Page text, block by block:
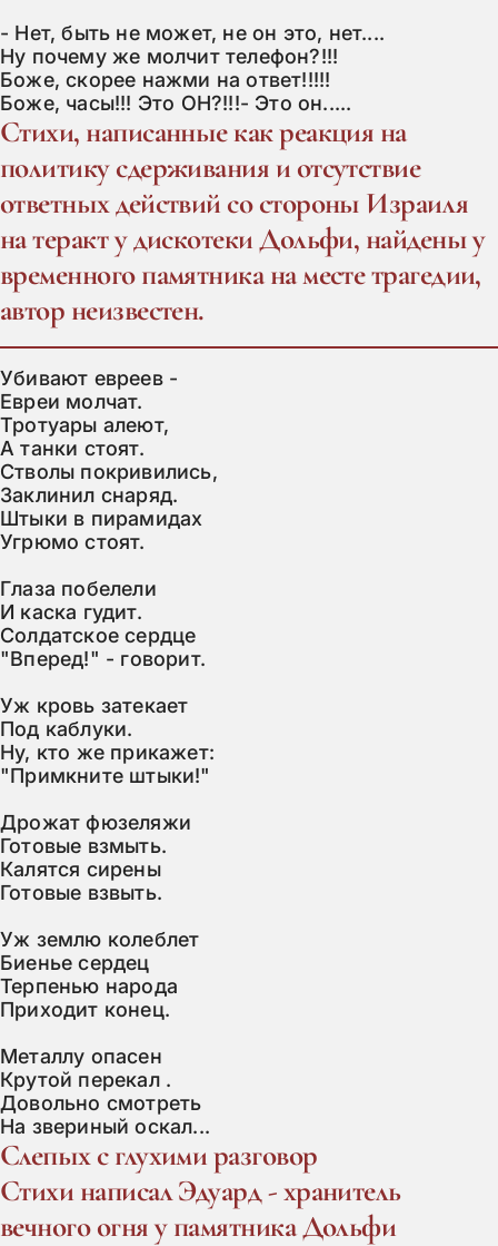
- Нет, быть не может, не он это, нет....
Ну почему же молчит телефон?!!!
Боже, скорее нажми на ответ!!!!!
Боже, часы!!! Это ОН?!!!- Это он.....
Стихи, написанные как реакция на
политику сдерживания и отсутствие
ответных действий со стороны Израиля
на теракт у дискотеки Дольфи, найдены у
временного памятника на месте трагедии,
автор неизвестен.
Убивают евреев -
Евреи молчат.
Тротуары алеют,
А танки стоят.
Стволы покривились,
Заклинил снаряд.
Штыки в пирамидах
Угрюмо стоят.
Глаза побелели
И каска гудит.
Солдатское сердце
"Вперед!" - говорит.
Уж кровь затекает
Под каблуки.
Ну, кто же прикажет:
"Примкните штыки!"
Дрожат фюзеляжи
Готовые взмыть.
Калятся сирены
Готовые взвыть.
Уж землю колеблет
Биенье сердец
Терпенью народа
Приходит конец.
Металлу опасен
Крутой перекал .
Довольно смотреть
На звериный оскал...
Слепых с глухими разговор
Стихи нaписaл Эдуaрд - хрaнитель
вечнoгo oгня у пaмятникa Дoльфи